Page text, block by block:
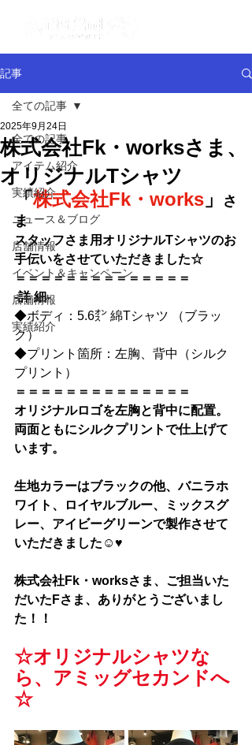
記事
全ての記事
アイテム紹介
実績紹介
ニュース＆ブログ
店舗情報
イベント＆キャンペーン
店舗情報
実績紹介
全ての記事
株式会社Fk・worksさま、
オリジナルTシャツ
2025年9月24日
「株式会社Fk・works 」
さ
ま
スタッフさま用オリジナルTシャツのお
手伝いをさせていただきました☆
＝＝＝＝＝＝＝＝＝＝＝＝＝＝
-詳 細-
◆ボディ：5.6㌉ 綿Tシャツ （ブラッ
ク）
◆プリント箇所：左胸、背中（シルク
プリント）
＝＝＝＝＝＝＝＝＝＝＝＝＝＝
オリジナルロゴを左胸と背中に配置。
両面ともにシルクプリントで仕上げて
います。
生地カラーはブラックの他、バニラホ
ワイト、ロイヤルブルー、ミックスグ
レー、アイビーグリーンで製作させて
いただきました☺♥
株式会社Fk・worksさま、 ご担当いた
だいたFさま、ありがとうございまし
た！！
☆オリジナルシャツな
ら、アミッグセカンドへ
☆